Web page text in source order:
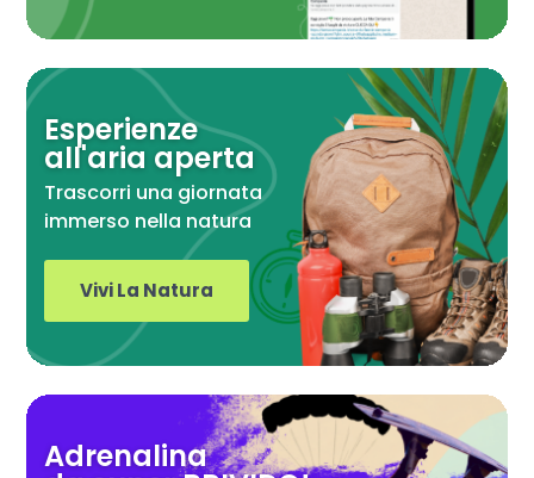
Esperienze
all'aria aperta
Trascorri una giornata
immerso nella natura
Vivi La Natura
Adrenalina